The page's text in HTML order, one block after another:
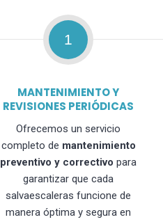
1
MANTENIMIENTO Y
REVISIONES PERIÓDICAS
Ofrecemos un servicio
completo de mantenimiento
preventivo y correctivo para
garantizar que cada
salvaescaleras funcione de
manera óptima y segura en